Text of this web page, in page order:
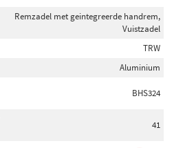
Remzadel met geintegreerde handrem,
Vuistzadel
TRW
Aluminium
BHS324
41